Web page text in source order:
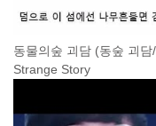
동물의숲 괴담 (동숲 괴
Strange Story